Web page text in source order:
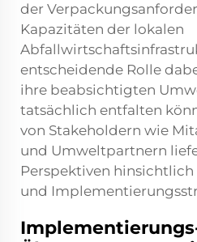
der
Kapazitäten der lokalen
entscheidende Rolle
ihre beabsichtigten
tatsächlich entfalten
von Stakeholdern wie
und Umweltpartnern
Perspektiven
und